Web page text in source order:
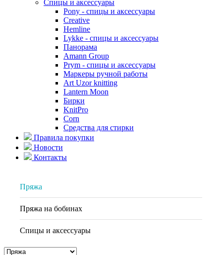
Спицы и аксессуары
Pony - спицы и аксессуары
Creative
Hemline
Lykke - спицы и аксессуары
Панорама
Amann Group
Prym - спицы и аксессуары
Маркеры ручной работы
Art Uzor knitting
Lantern Moon
Бирки
KnitPro
Corn
Средства для стирки
Правила покупки
Новости
Контакты
Пряжа
Пряжа на бобинах
Спицы и аксессуары